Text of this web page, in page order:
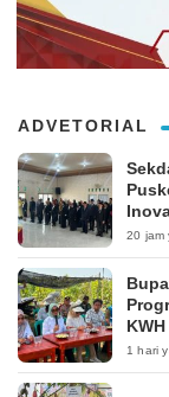
ADVETORIAL
20 jam
1 hari